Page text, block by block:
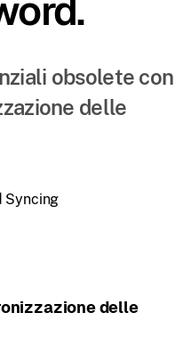
obsolete con
delle
delle